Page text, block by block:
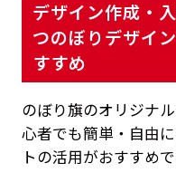
デザイン作成・
つのぼりデザイ
すすめ
のぼり旗のオリジナ
心者でも簡単・自由
トの活用がおすすめで